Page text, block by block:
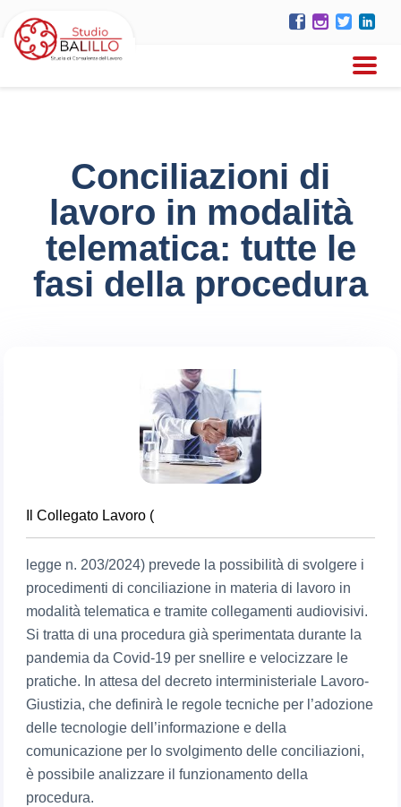
Conciliazioni di
lavoro in modalità
telematica: tutte le
fasi della procedura
Il Collegato Lavoro (
legge n. 203/2024) prevede la possibilità di svolgere i
procedimenti di conciliazione in materia di lavoro in
modalità telematica e tramite collegamenti audiovisivi.
Si tratta di una procedura già sperimentata durante la
pandemia da Covid-19 per snellire e velocizzare le
pratiche. In attesa del decreto interministeriale Lavoro-
Giustizia, che definirà le regole tecniche per l’adozione
delle tecnologie dell’informazione e della
comunicazione per lo svolgimento delle conciliazioni,
è possibile analizzare il funzionamento della
procedura.